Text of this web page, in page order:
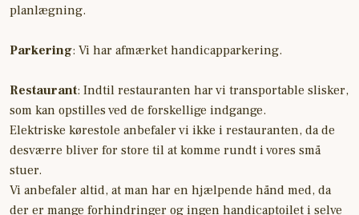
planlægning.
Parkering: Vi har afmærket handicapparkering.
Restaurant: Indtil restauranten har vi transportable slisker,
som kan opstilles ved de forskellige indgange.
Elektriske kørestole anbefaler vi ikke i restauranten, da de
desværre bliver for store til at komme rundt i vores små
stuer.
Vi anbefaler altid, at man har en hjælpende hånd med, da
der er mange forhindringer og ingen handicaptoilet i selve